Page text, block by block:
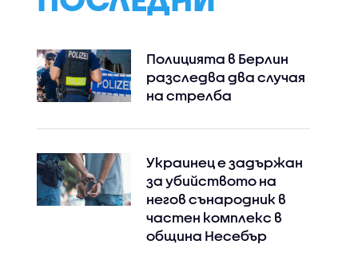
Полицията в Берлин
разследва два случая
на стрелба
Украинец е задържан
за убийството на
негов сънародник в
частен комплекс в
община Несебър